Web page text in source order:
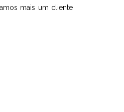
mais um cliente